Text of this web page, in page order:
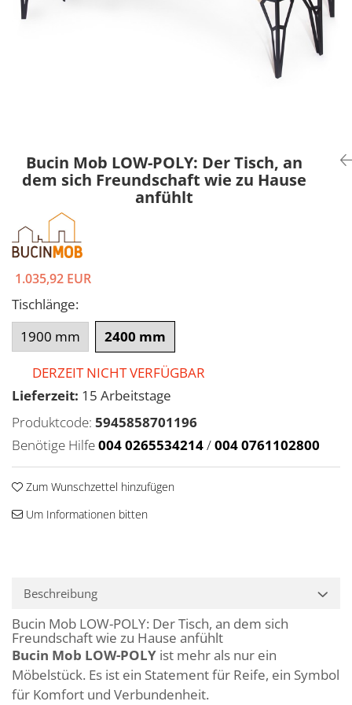
Bucin Mob LOW-POLY: Der Tisch, an
dem sich Freundschaft wie zu Hause
anfühlt
1.035,92 EUR
Tischlänge:
1900 mm
2400 mm
DERZEIT NICHT VERFÜGBAR
Lieferzeit: 15 Arbeitstage
Produktcode: 5945858701196
Benötige Hilfe004 0265534214/004 0761102800
Zum Wunschzettel hinzufügen
Um Informationen bitten
Beschreibung
Bucin Mob LOW-POLY: Der Tisch, an dem sich
Freundschaft wie zu Hause anfühlt
Bucin Mob LOW-POLY ist mehr als nur ein
Möbelstück. Es ist ein Statement für Reife, ein Symbol
für Komfort und Verbundenheit.